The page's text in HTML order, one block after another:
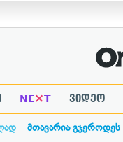
NE×T ვიდეო
მთავარია გჯეროდეს